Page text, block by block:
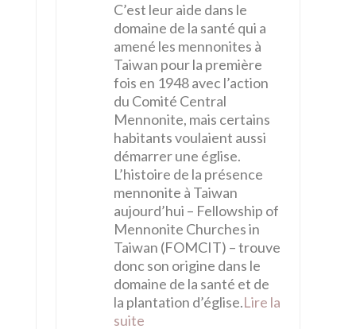
C’est leur aide dans le
domaine de la santé qui a
amené les mennonites à
Taiwan pour la première
fois en 1948 avec l’action
du Comité Central
Mennonite, mais certains
habitants voulaient aussi
démarrer une église.
L’histoire de la présence
mennonite à Taiwan
aujourd’hui – Fellowship of
Mennonite Churches in
Taiwan (FOMCIT) – trouve
donc son origine dans le
domaine de la santé et de
la plantation d’église.Lire la
suite